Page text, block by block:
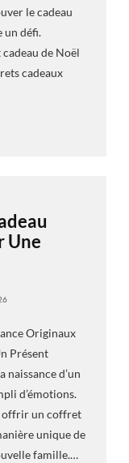
le cadeau
un défi.
de Noël
cadeaux
Une
Originaux
Présent
naissance d’un
d’émotions.
offrir un coffret
unique de
famille.…